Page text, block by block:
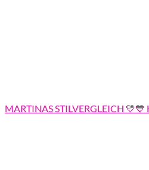
MARTINAS STILVERGLEICH 💛💙